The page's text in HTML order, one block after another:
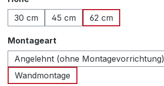
30 cm
45 cm 62 cm
Montageart
Angelehnt (ohne Montagevorrichtung)
Wandmontage